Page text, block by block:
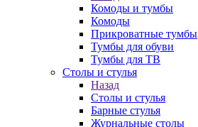
Комоды и тумбы
Комоды
Прикроватные тумбы
Тумбы для обуви
Тумбы для ТВ
Столы и стулья
Назад
Столы и стулья
Барные стулья
Журнальные столы